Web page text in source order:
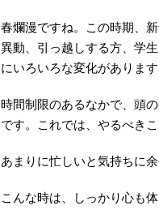
春爛漫ですね。この時期、
異動、引っ越しする方、学
にいろいろな変化があります
時間制限のあるなかで、頭
です。これでは、やるべきこ
あまりに忙しいと気持ちに
こんな時は、しっかり心も